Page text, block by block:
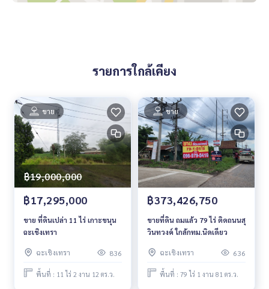
รายการใกล้เคียง
ขาย
฿19,000,000
฿17,295,000
ขาย ที่ดินเปล่า 11 ไร่ เกาะขนุน
ฉะเชิงเทรา
ฉะเชิงเทรา 836
พื้นที่ : 11 ไร่ 2 งาน 12 ตร.ว.
ขาย
฿373,426,750
ขายที่ดิน ถมแล้ว 79 ไร่ ติดถนนสุ
วินทวงค์ ใกล้กทม.นิดเดียว
ฉะเชิงเทรา 636
พื้นที่ : 79 ไร่ 1 งาน 81 ตร.ว.